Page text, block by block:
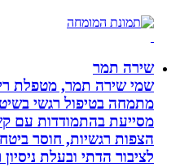
שירה תמר
שמי שירה תמר, מטפלת ריגשית
מסייעת בהתמודדות עם קשיים
הצפות רגשיות, חוסר ביטחון,
לציבור הדתי ובעלת ניסיון רחב